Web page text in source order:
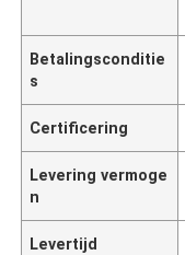
Betalingsconditie
s
Certificering
Levering vermoge
n
Levertijd